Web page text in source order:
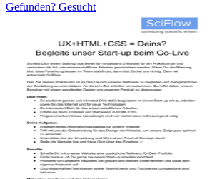
Gefunden? Gesucht